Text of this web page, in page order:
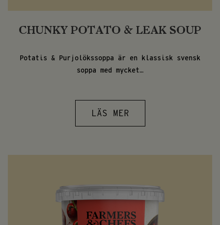
CHUNKY POTATO & LEAK SOUP
Potatis & Purjolökssoppa är en klassisk svensk
soppa med mycket…
LÄS MER